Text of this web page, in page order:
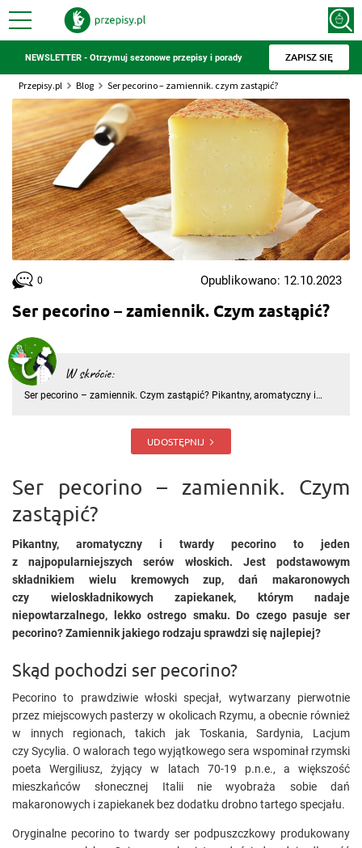
NEWSLETTER - Otrzymuj sezonowe przepisy i porady ZAPISZ SIĘ
Przepisy.pl Blog Ser pecorino – zamiennik. czym zastąpić?
Ser pecorino – zamiennik. Czym zastąpić?
W skrócie:
Ser pecorino – zamiennik. Czym zastąpić? Pikantny, aromatyczny i
czy wieloskładnikowych zapiekanek, którym nadaje niepowtarz
UDOSTĘPNIJ
0 Opublikowano: 12.10.2023
Ser pecorino – zamiennik. Czym
zastąpić?
Pikantny, aromatyczny i twardy pecorino to jeden
z najpopularniejszych serów włoskich. Jest podstawowym
składnikiem wielu kremowych zup, dań makaronowych
czy wieloskładnikowych zapiekanek, którym nadaje
niepowtarzalnego, lekko ostrego smaku. Do czego pasuje ser
pecorino? Zamiennik jakiego rodzaju sprawdzi się najlepiej?
Skąd pochodzi ser pecorino?
Pecorino to prawdziwie włoski specjał, wytwarzany pierwotnie
przez miejscowych pasterzy w okolicach Rzymu, a obecnie również
w innych regionach, takich jak Toskania, Sardynia, Lacjum
czy Sycylia. O walorach tego wyjątkowego sera wspominał rzymski
poeta Wergiliusz, żyjący w latach 70-19 p.n.e., a większość
mieszkańców słonecznej Italii nie wyobraża sobie dań
makaronowych i zapiekanek bez dodatku drobno tartego specjału.
Oryginalne pecorino to twardy ser podpuszczkowy produkowany